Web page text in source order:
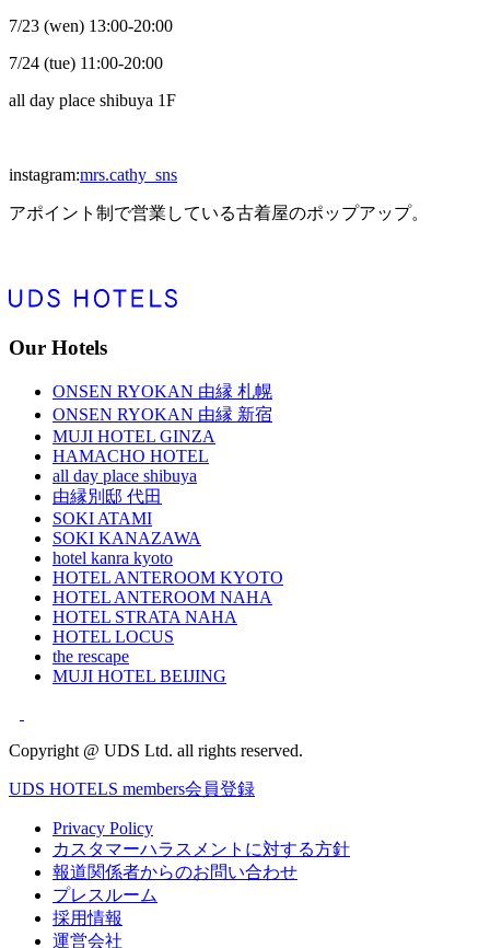
7/23 (wen) 13:00-20:00
7/24 (tue) 11:00-20:00
all day place shibuya 1F
instagram:mrs.cathy_sns
アポイント制で営業している古着屋のポップアップ。
Our Hotels
ONSEN RYOKAN 由縁 札幌
ONSEN RYOKAN 由縁 新宿
MUJI HOTEL GINZA
HAMACHO HOTEL
all day place shibuya
由縁別邸 代田
SOKI ATAMI
SOKI KANAZAWA
hotel kanra kyoto
HOTEL ANTEROOM KYOTO
HOTEL ANTEROOM NAHA
HOTEL STRATA NAHA
HOTEL LOCUS
the rescape
MUJI HOTEL BEIJING
Copyright @ UDS Ltd. all rights reserved.
UDS HOTELS members会員登録
Privacy Policy
カスタマーハラスメントに対する方針
報道関係者からのお問い合わせ
プレスルーム
採用情報
運営会社